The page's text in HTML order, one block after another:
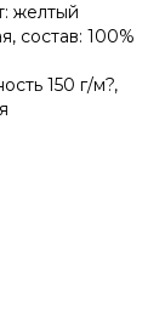
желтый
состав: 100%
150 г/м?,